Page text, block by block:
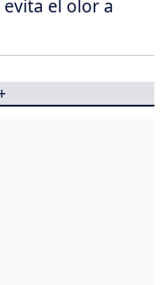
el olor a